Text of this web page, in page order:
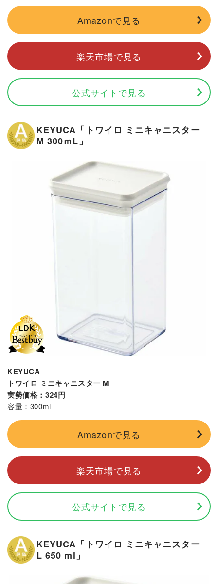
Amazonで見る
楽天市場で見る
公式サイトで見る
KEYUCA「トワイロ ミニキャニスター
M 300ｍL」
KEYUCA
トワイロ ミニキャニスター M
実勢価格：324円
容量：300ml
Amazonで見る
楽天市場で見る
公式サイトで見る
KEYUCA「トワイロ ミニキャニスター
L 650 ml」